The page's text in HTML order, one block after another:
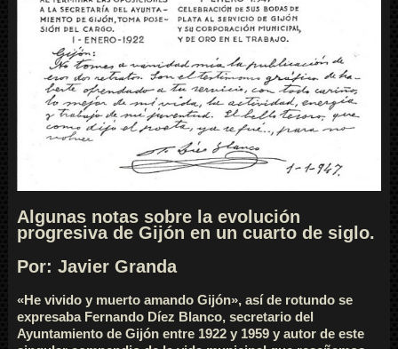
Algunas notas sobre la evolución
progresiva de Gijón en un cuarto de siglo.
Por: Javier Granda
«He vivido y muerto amando Gijón», así de rotundo se
expresaba Fernando Díez Blanco, secretario del
Ayuntamiento de Gijón entre 1922 y 1959 y autor de este